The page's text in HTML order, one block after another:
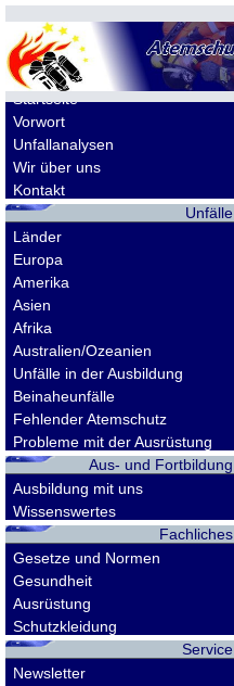
Allgemeines
Startseite
Vorwort
Unfallanalysen
Wir über uns
Kontakt
Unfälle
Länder
Europa
Amerika
Asien
Afrika
Australien/Ozeanien
Unfälle in der Ausbildung
Beinaheunfälle
Fehlender Atemschutz
Probleme mit der Ausrüstung
Aus- und Fortbildung
Ausbildung mit uns
Wissenswertes
Fachliches
Gesetze und Normen
Gesundheit
Ausrüstung
Schutzkleidung
Service
Newsletter